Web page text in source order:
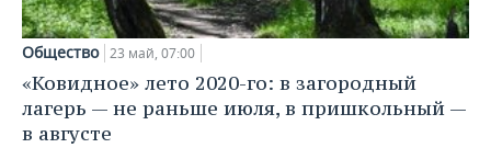
Общество 23 май, 07:00
«Ковидное» лето 2020-го: в загородный
лагерь — не раньше июля, в пришкольный —
в августе